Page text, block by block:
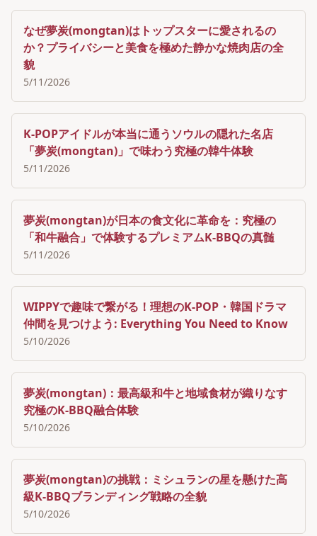
なぜ夢炭(mongtan)はトップスターに愛されるの
か？プライバシーと美食を極めた静かな焼肉店の全
貌
5/11/2026
K-POPアイドルが本当に通うソウルの隠れた名店
「夢炭(mongtan)」で味わう究極の韓牛体験
5/11/2026
夢炭(mongtan)が日本の食文化に革命を：究極の
「和牛融合」で体験するプレミアムK-BBQの真髄
5/11/2026
WIPPYで趣味で繋がる！理想のK-POP・韓国ドラマ
仲間を見つけよう: Everything You Need to Know
5/10/2026
夢炭(mongtan)：最高級和牛と地域食材が織りなす
究極のK-BBQ融合体験
5/10/2026
夢炭(mongtan)の挑戦：ミシュランの星を懸けた高
級K-BBQブランディング戦略の全貌
5/10/2026